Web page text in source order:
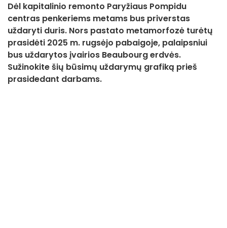
Dėl kapitalinio remonto Paryžiaus Pompidu
centras penkeriems metams bus priverstas
uždaryti duris. Nors pastato metamorfozė turėtų
prasidėti 2025 m. rugsėjo pabaigoje, palaipsniui
bus uždarytos įvairios Beaubourg erdvės.
Sužinokite šių būsimų uždarymų grafiką prieš
prasidedant darbams.